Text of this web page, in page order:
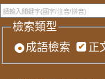
檢索類型
成語檢索
正